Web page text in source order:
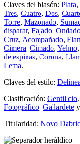
Claves del blasón: Plata,
Tres, Cuatro, Dos,
Torre, Mazonado,
disparar, Fajado, Ondado
Cruz, Acompañado,
Cimera, Cimado, Yelmo,
de espinas, Corona,
Lema.
Claves del estilo:
Clasificación: Gentilicio,
Fotográfico, Gallardete y
Titularidad: Novo